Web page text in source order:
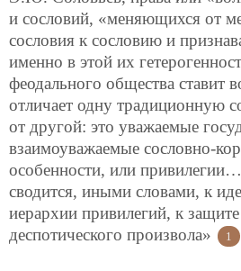
и сословий, «меняющихся от
сословия к сословию и
именно в этой их
феодального общества ставит
отличает одну традиционную
от другой: это уважаемые
взаимоуважаемые сословно-
особенности, или
сводится, иными словами, к
иерархии привилегий, к
деспотического произвола»
1